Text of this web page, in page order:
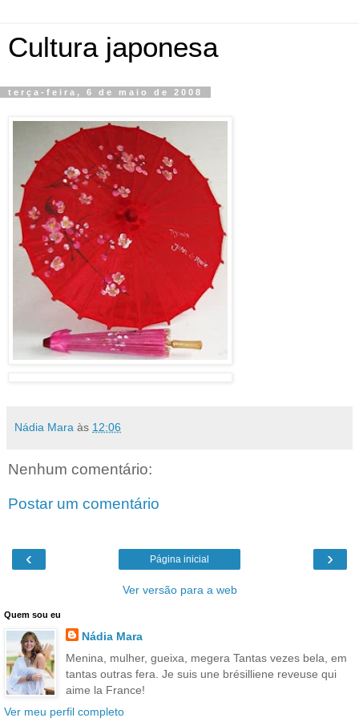
Cultura japonesa
terça-feira, 6 de maio de 2008
Nádia Mara às 12:06
Nenhum comentário:
Postar um comentário
‹ ›
Página inicial
Ver versão para a web
Quem sou eu
Nádia Mara
Menina, mulher, gueixa, megera Tantas vezes bela, em
tantas outras fera. Je suis une brésilliene reveuse qui
aime la France!
Ver meu perfil completo